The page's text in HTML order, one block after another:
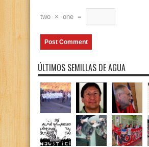
two × one =
ÚLTIMOS SEMILLAS DE AGUA